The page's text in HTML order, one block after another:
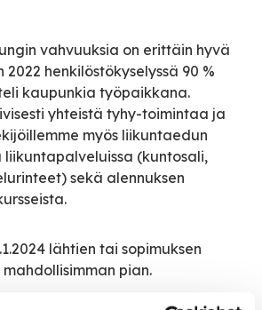
vahvuuksia on erittäin hyvä
2022 henkilöstökyselyssä 90 %
kaupunkia työpaikkana.
yhteistä tyhy-toimintaa ja
myös liikuntaedun
liikuntapalveluissa (kuntosali,
sekä alennuksen
lähtien tai sopimuksen
pian.